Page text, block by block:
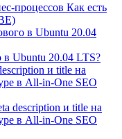
процессов Как есть
в Ubuntu 20.04
в Ubuntu 20.04 LTS?
и title на
в All-in-One SEO
description и title на
в All-in-One SEO